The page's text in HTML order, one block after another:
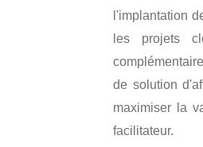
l'implantation
les projets
de solution
maximiser la
facilitateur.